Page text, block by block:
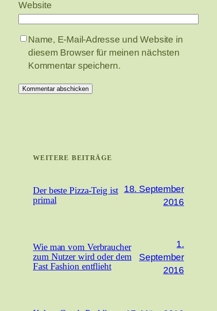
Website
Name, E-Mail-Adresse und Website in
diesem Browser für meinen nächsten
Kommentar speichern.
WEITERE BEITRÄGE
Der beste Pizza-Teig ist
primal
18. September
2016
Wie man vom Verbraucher
zum Nutzer wird oder dem
Fast Fashion entflieht
1.
September
2016